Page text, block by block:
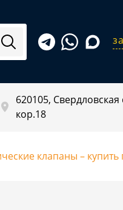
620105, Свердловская
кор.18
клапаны –